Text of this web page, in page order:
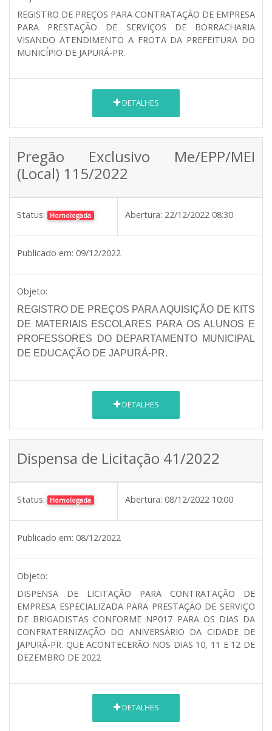
REGISTRO DE PREÇOS PARA CONTRATAÇÃO DE EMPRESA
PARA PRESTAÇÃO DE SERVIÇOS DE BORRACHARIA
VISANDO ATENDIMENTO A FROTA DA PREFEITURA DO
MUNICÍPIO DE JAPURÁ-PR.
DETALHES
Pregão Exclusivo Me/EPP/MEI
(Local) 115/2022
Status: Homologada Abertura: 22/12/2022 08:30
Publicado em: 09/12/2022
Objeto:
REGISTRO DE PREÇOS PARA AQUISIÇÃO DE KITS
DE MATERIAIS ESCOLARES PARA OS ALUNOS E
PROFESSORES DO DEPARTAMENTO MUNICIPAL
DE EDUCAÇÃO DE JAPURÁ-PR.
DETALHES
Dispensa de Licitação 41/2022
Status: Homologada Abertura: 08/12/2022 10:00
Publicado em: 08/12/2022
Objeto:
DISPENSA DE LICITAÇÃO PARA CONTRATAÇÃO DE
EMPRESA ESPECIALIZADA PARA PRESTAÇÃO DE SERVIÇO
DE BRIGADISTAS CONFORME NP017 PARA OS DIAS DA
CONFRATERNIZAÇÃO DO ANIVERSÁRIO DA CIDADE DE
JAPURÁ-PR. QUE ACONTECERÃO NOS DIAS 10, 11 E 12 DE
DEZEMBRO DE 2022
DETALHES